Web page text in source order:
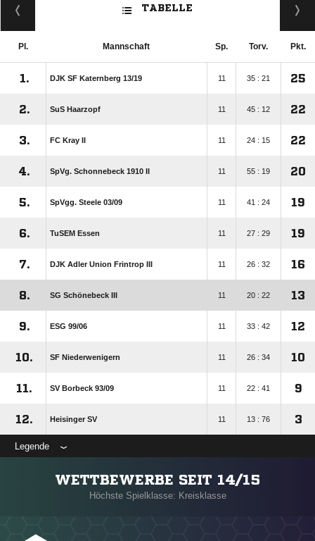
TABELLE
Pl. Mannschaft Sp. Torv. Pkt.
1. DJK SF Katernberg 13/​19 11 35 : 21 25
2. SuS Haarzopf 11 45 : 12 22
3. FC Kray II 11 24 : 15 22
4. SpVg. Schonnebeck 1910 II 11 55 : 19 20
5. SpVgg. Steele 03/​09 11 41 : 24 19
6. TuSEM Essen 11 27 : 29 19
7. DJK Adler Union Frintrop III 11 26 : 32 16
8. SG Schönebeck III 11 20 : 22 13
9. ESG 99/​06 11 33 : 42 12
10. SF Niederwenigern 11 26 : 34 10
11. SV Borbeck 93/​09 11 22 : 41 9
12. Heisinger SV 11 13 : 76 3
Legende
WETTBEWERBE SEIT 14/15
Höchste Spielklasse: Kreisklasse